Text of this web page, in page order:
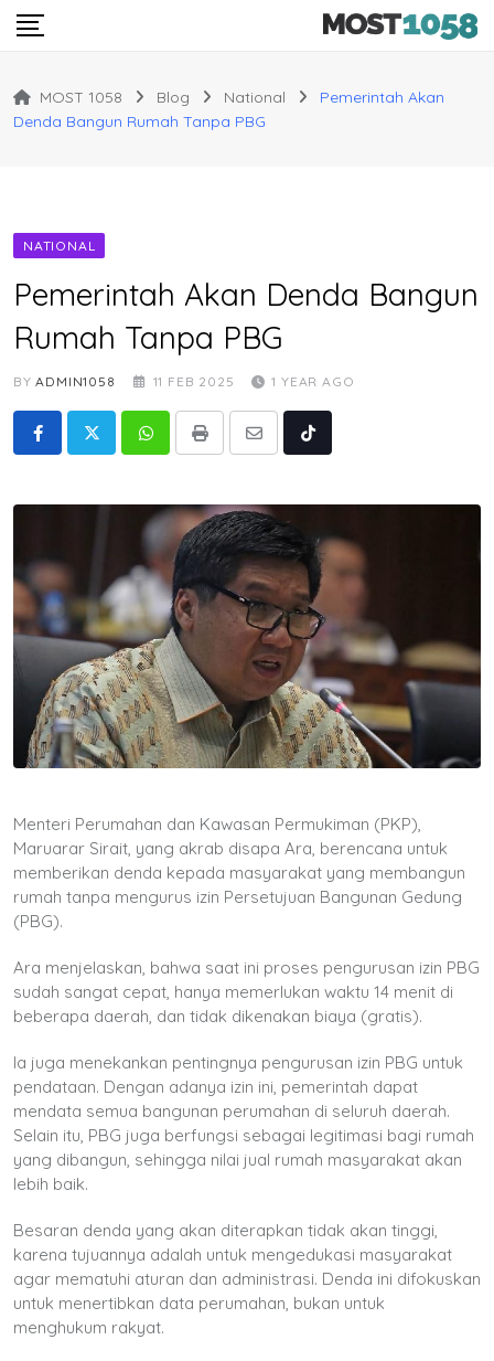
Skip
MOST 1058 Blog National
Pemerintah Akan
Denda Bangun Rumah Tanpa PBG
NATIONAL
Pemerintah Akan Denda Bangun
Rumah Tanpa PBG
BYADMIN1058 11 FEB 2025 1 YEAR AGO
WhatsappPrint
Share
Tiktok
Menteri Perumahan dan Kawasan Permukiman (PKP),
Maruarar Sirait, yang akrab disapa Ara, berencana untuk
memberikan denda kepada masyarakat yang membangun
rumah tanpa mengurus izin Persetujuan Bangunan Gedung
(PBG).
Ara menjelaskan, bahwa saat ini proses pengurusan izin PBG
sudah sangat cepat, hanya memerlukan waktu 14 menit di
beberapa daerah, dan tidak dikenakan biaya (gratis).
Ia juga menekankan pentingnya pengurusan izin PBG untuk
pendataan. Dengan adanya izin ini, pemerintah dapat
mendata semua bangunan perumahan di seluruh daerah.
Selain itu, PBG juga berfungsi sebagai legitimasi bagi rumah
yang dibangun, sehingga nilai jual rumah masyarakat akan
lebih baik.
Besaran denda yang akan diterapkan tidak akan tinggi,
karena tujuannya adalah untuk mengedukasi masyarakat
agar mematuhi aturan dan administrasi. Denda ini difokuskan
untuk menertibkan data perumahan, bukan untuk
menghukum rakyat.